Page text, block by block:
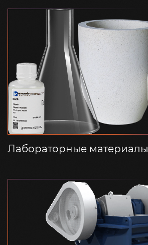
Лабораторные материалы